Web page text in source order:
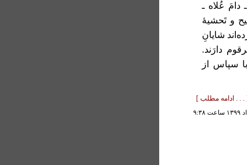
عُلاه ـ
و تَحشیۀ
شایانِ
دارَند.
سپاس از
. . . ادامه مطلب ]